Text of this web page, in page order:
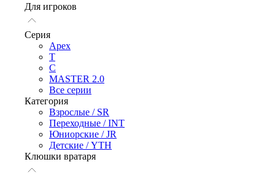
Для игроков
Серия
Apex
T
C
MASTER 2.0
Все серии
Категория
Взрослые / SR
Переходные / INT
Юниорские / JR
Детские / YTH
Клюшки вратаря